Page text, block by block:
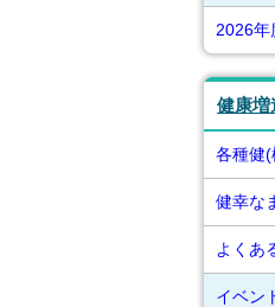
2026年
健康増
各種健
健幸な
よくあ
イベン